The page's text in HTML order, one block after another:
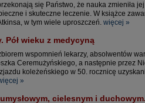
się Państwo, że nauka zmieniła
i skuteczne leczenie. W książce
w tym wiele uproszczeń. więcej »
Pół wieku z medycyną
wspomnień lekarzy, absolwentów
Ceremużyńskiego, a następnie przez
koleżeńskiego w 50. rocznicę
»
cielesnym i